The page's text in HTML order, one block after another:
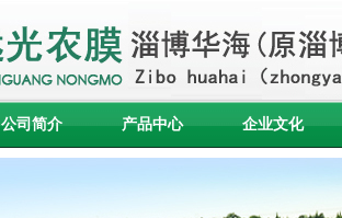
公司简介 产品中心 企业文化